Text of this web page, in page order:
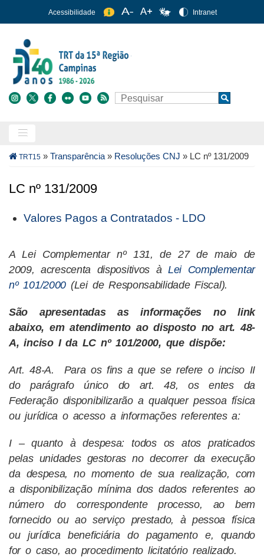
para
conteúdo
principal
Acessibilidade Intranet
Buscar Search
Trilha
navegação
TRT15 » Transparência » Resoluções CNJ » LC nº 131/2009
LC nº 131/2009
Valores Pagos a Contratados - LDO
A Lei Complementar nº 131, de 27 de maio de
2009, acrescenta dispositivos à Lei Complementar
nº 101/2000 (Lei de Responsabilidade Fiscal).
São apresentadas as informações no link
abaixo, em atendimento ao disposto no art. 48-
A, inciso I da LC nº 101/2000, que dispõe:
Art. 48-A. Para os fins a que se refere o inciso II
do parágrafo único do art. 48, os entes da
Federação disponibilizarão a qualquer pessoa física
ou jurídica o acesso a informações referentes a:
I – quanto à despesa: todos os atos praticados
pelas unidades gestoras no decorrer da execução
da despesa, no momento de sua realização, com
a disponibilização mínima dos dados referentes ao
número do correspondente processo, ao bem
fornecido ou ao serviço prestado, à pessoa física
ou jurídica beneficiária do pagamento e, quando
for o caso, ao procedimento licitatório realizado.